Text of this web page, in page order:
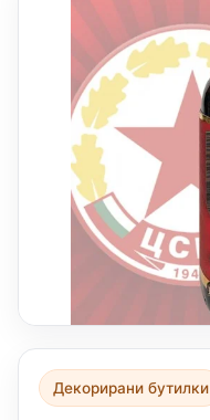
Декорирани бутилки